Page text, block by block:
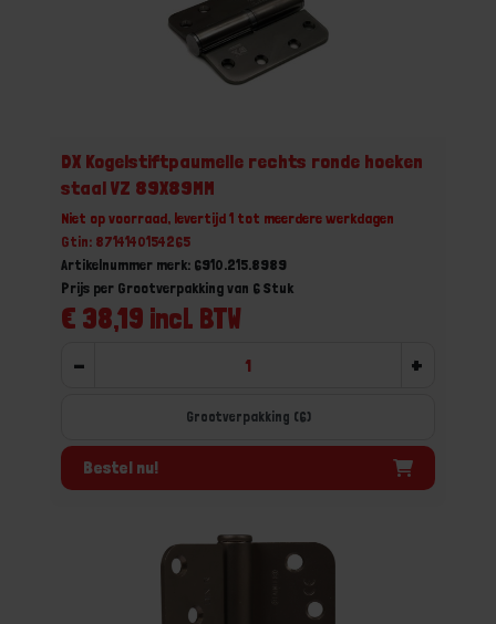
DX Kogelstiftpaumelle rechts ronde hoeken
staal VZ 89X89MM
Niet op voorraad, levertijd 1 tot meerdere werkdagen
Gtin: 8714140154265
Artikelnummer merk: 6910.215.8989
€ 38,19 incl. BTW
Prijs per Grootverpakking van 6 Stuk
- +
Grootverpakking (6)
Bestel nu!